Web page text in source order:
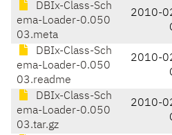
DBIx-Class-Sch
ema-Loader-0.050
03.meta
2010-
DBIx-Class-Sch
ema-Loader-0.050
03.readme
2010-
DBIx-Class-Sch
ema-Loader-0.050
03.tar.gz
2010-